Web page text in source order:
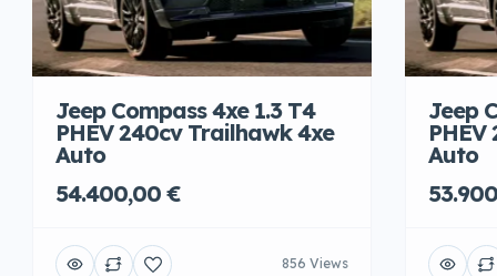
Jeep Compass 4xe 1.3 T4
PHEV 240cv Trailhawk 4xe
Auto
54.400,00 €
856 Views
Jeep
Auto